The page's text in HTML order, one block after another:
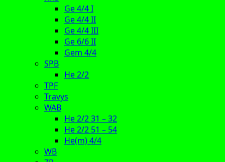
Ge 4/4 I
Ge 4/4 II
Ge 4/4 III
Ge 6/6 II
Gem 4/4
SPB
He 2/2
TPF
Travys
WAB
He 2/2 31 – 32
He 2/2 51 – 54
He(m) 4/4
WB